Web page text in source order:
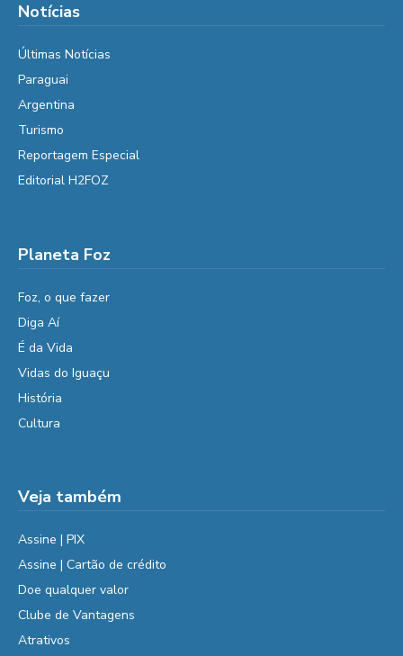
Notícias
Últimas Notícias
Paraguai
Argentina
Turismo
Reportagem Especial
Editorial H2FOZ
Planeta Foz
Foz, o que fazer
Diga Aí
É da Vida
Vidas do Iguaçu
História
Cultura
Veja também
Assine | PIX
Assine | Cartão de crédito
Doe qualquer valor
Clube de Vantagens
Atrativos